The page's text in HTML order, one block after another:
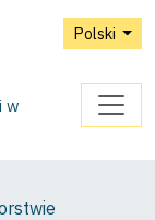
Polski
w